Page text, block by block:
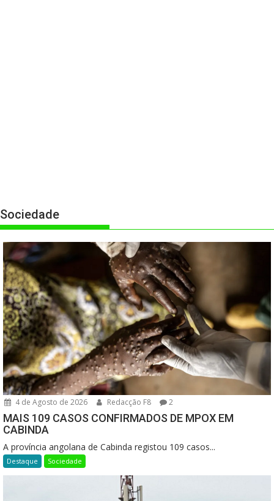
Sociedade
4 de Agosto de 2026 Redacção F8 2
MAIS 109 CASOS CONFIRMADOS DE MPOX EM
CABINDA
A província angolana de Cabinda registou 109 casos...
Destaque Sociedade